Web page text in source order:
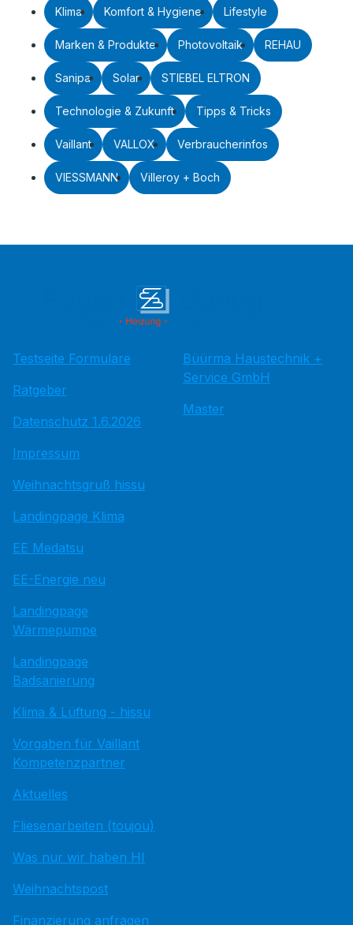
Klima Komfort & Hygiene Lifestyle
Marken & Produkte Photovoltaik REHAU
Sanipa Solar STIEBEL ELTRON
Technologie & Zukunft Tipps & Tricks
Vaillant VALLOX Verbraucherinfos
VIESSMANN Villeroy + Boch
Testseite Formulare
Ratgeber
Datenschutz 1.6.2026
Impressum
Weihnachtsgruß hissu
Landingpage Klima
EE Medatsu
EE-Energie neu
Landingpage
Wärmepumpe
Landingpage
Badsanierung
Klima & Lüftung - hissu
Vorgaben für Vaillant
Kompetenzpartner
Aktuelles
Fliesenarbeiten (toujou)
Was nur wir haben HI
Weihnachtspost
Finanzierung anfragen
Büürma Haustechnik +
Service GmbH
Master